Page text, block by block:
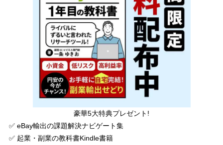
豪華5大特典プレゼント!
✅ eBay輸出の課題解決ナビゲート集
✅ 起業・副業の教科書Kindle書籍